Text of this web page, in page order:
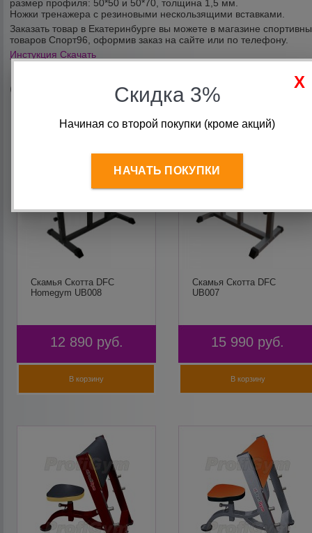
размер профиля: 50*50 и 50*70, толщина 1,5 мм.
Ножки тренажера с резиновыми нескользящими вставками.
Заказать товар в Екатеринбурге вы можете в магазине
товаров Спорт96, оформив заказ на сайте или по телефону.
Инстукция Скачать
Сопутствующие товары
Скамья Скотта DFC
Homegym UB008
12 890 руб.
В корзину
Скамья Скотта DFC
UB007
15 990 руб.
В корзину
Скидка 3%
Начиная со второй покупки (кроме акций)
НАЧАТЬ ПОКУПКИ